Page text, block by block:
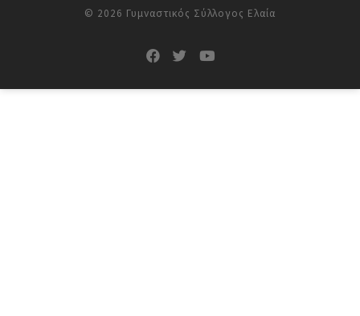
© 2026 Γυμναστικός Σύλλογος Ελαία